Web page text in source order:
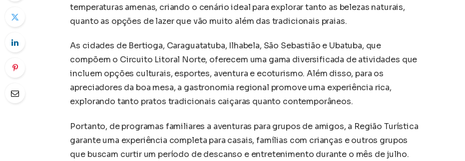
temperaturas amenas, criando o cenário ideal para explorar tanto as belezas naturais,
quanto as opções de lazer que vão muito além das tradicionais praias.
As cidades de Bertioga, Caraguatatuba, Ilhabela, São Sebastião e Ubatuba, que
compõem o Circuito Litoral Norte, oferecem uma gama diversificada de atividades que
incluem opções culturais, esportes, aventura e ecoturismo. Além disso, para os
apreciadores da boa mesa, a gastronomia regional promove uma experiência rica,
explorando tanto pratos tradicionais caiçaras quanto contemporâneos.
Portanto, de programas familiares a aventuras para grupos de amigos, a Região Turística
garante uma experiência completa para casais, famílias com crianças e outros grupos
que buscam curtir um período de descanso e entretenimento durante o mês de julho.